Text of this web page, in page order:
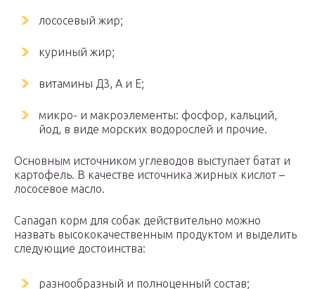
лососевый жир;
куриный жир;
витамины Д3, А и Е;
микро- и макроэлементы: фосфор, кальций,
йод, в виде морских водорослей и прочие.
Основным источником углеводов выступает батат и
картофель. В качестве источника жирных кислот –
лососевое масло.
Canagan корм для собак действительно можно
назвать высококачественным продуктом и выделить
следующие достоинства:
разнообразный и полноценный состав;